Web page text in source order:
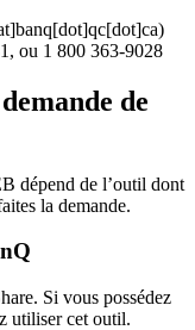
)
ou 1 800 363-9028
de
dépend de l’outil dont
la demande.
Si vous possédez
utiliser cet outil.